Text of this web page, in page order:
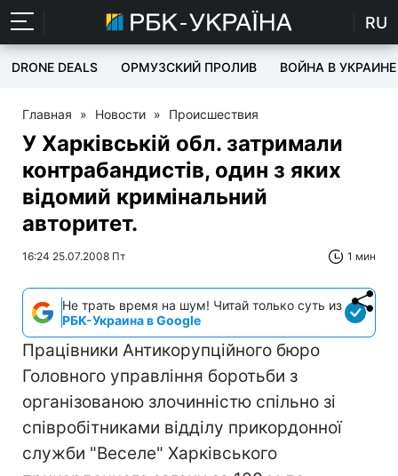
RU
DRONE DEALS ОРМУЗСКИЙ ПРОЛИВ ВОЙНА В УКРАИНЕ
Главная » Новости » Происшествия
У Харківській обл. затримали
контрабандистів, один з яких
відомий кримінальний
авторитет.
16:24 25.07.2008 Пт 1 мин
Не трать время на шум! Читай только суть из
РБК-Украина в Google
Працівники Антикорупційного бюро
Головного управління боротьби з
організованою злочинністю спільно зі
співробітниками відділу прикордонної
служби "Веселе" Харківського